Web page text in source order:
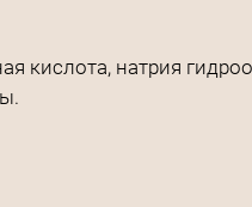
кислота, натрия